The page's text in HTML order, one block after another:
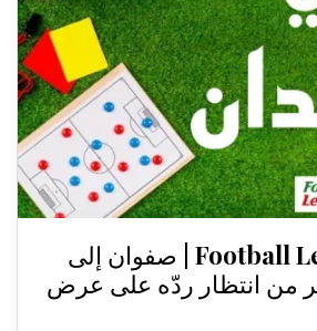
خاص Football Lebanon | صفوان إلى
5 أشهر من انتظار ردّه على عرض